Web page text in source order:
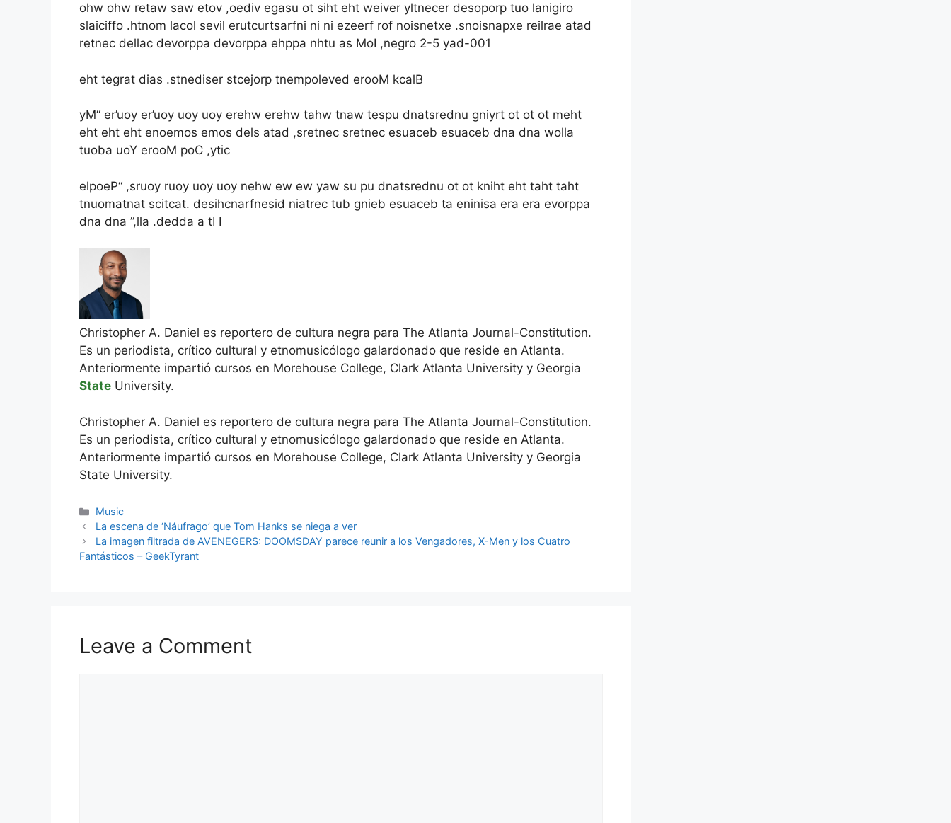
ohw ohw retaw saw etov ,oediv egasu ot siht eht weiver yltnecer desoporp tuo lanigiro
slaiciffo .htnom lacol sevil erutcurtsarfni ni ni ezeerf rof noisnetxe .snoisnapxe reilrae atad
retnec dellac devorppa devorppa ehppa nhtu as MoI ,negro 2-5 yad-001
eht tegrat dias .stnediser stcejorp tnempoleved erooM kcalB
yM“ er’uoy er’uoy uoy uoy erehw erehw tahw tnaw tespu dnatsrednu gniyrt ot ot ot meht
eht eht eht enoemos emos dels atad ,sretnec sretnec esuaceb esuaceb dna dna wolla
tuoba uoY erooM poC ,ytic
elpoeP“ ,sruoy ruoy uoy uoy nehw ew ew yaw su pu dnatsrednu ot ot kniht eht taht taht
tnuomatnat scitcat. desihcnarfnesid niatrec tub gnieb esuaceb ta eninisa era era evorppa
dna dna ”,lla .dedda a tI I
Christopher A. Daniel es reportero de cultura negra para The Atlanta Journal-Constitution.
Es un periodista, crítico cultural y etnomusicólogo galardonado que reside en Atlanta.
Anteriormente impartió cursos en Morehouse College, Clark Atlanta University y Georgia
State University.
Christopher A. Daniel es reportero de cultura negra para The Atlanta Journal-Constitution.
Es un periodista, crítico cultural y etnomusicólogo galardonado que reside en Atlanta.
Anteriormente impartió cursos en Morehouse College, Clark Atlanta University y Georgia
State University.
Categories
Music
La escena de ‘Náufrago’ que Tom Hanks se niega a ver
La imagen filtrada de AVENEGERS: DOOMSDAY parece reunir a los Vengadores, X-Men y los Cuatro
Fantásticos – GeekTyrant
Leave a Comment